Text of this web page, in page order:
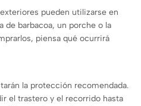
pueden utilizarse en
de barbacoa, un porche o la
piensa qué ocurrirá
la protección recomendada.
el trastero y el recorrido hasta